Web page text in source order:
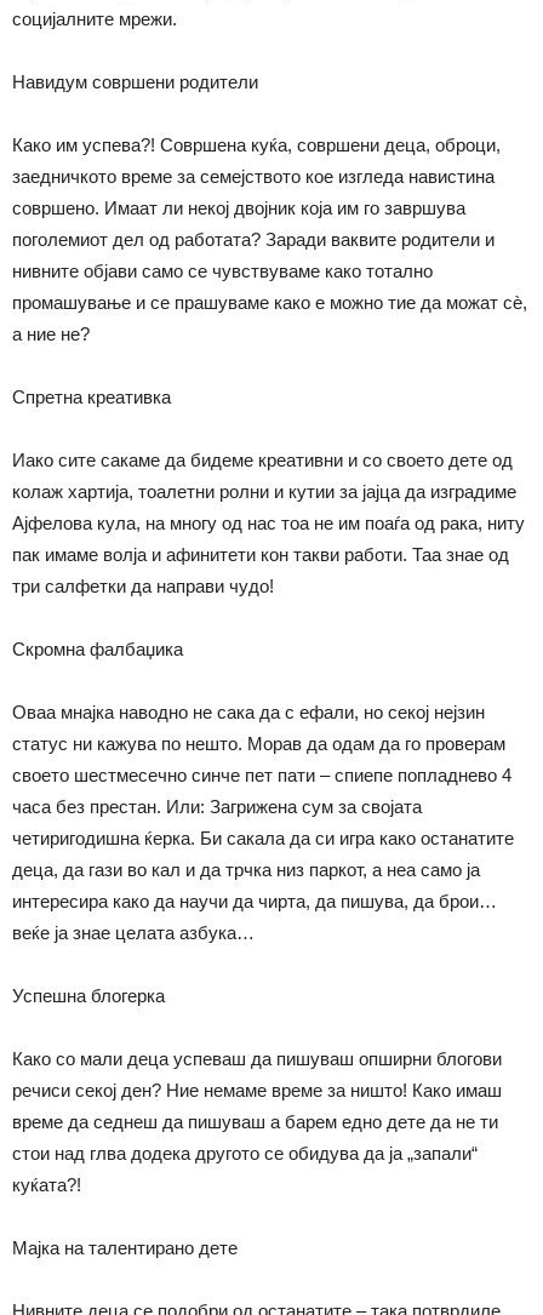
социјалните мрежи.
Навидум совршени родители
Како им успева?! Совршена куќа, совршени деца, оброци,
заедничкото време за семејството кое изгледа навистина
совршено. Имаат ли некој двојник која им го завршува
поголемиот дел од работата? Заради ваквите родители и
нивните објави само се чувствуваме како тотално
промашување и се прашуваме како е можно тие да можат сѐ,
а ние не?
Спретна креативка
Иако сите сакаме да бидеме креативни и со своето дете од
колаж хартија, тоалетни ролни и кутии за јајца да изградиме
Ајфелова кула, на многу од нас тоа не им поаѓа од рака, ниту
пак имаме волја и афинитети кон такви работи. Таа знае од
три салфетки да направи чудо!
Скромна фалбаџика
Оваа мнајка наводно не сака да с ефали, но секој нејзин
статус ни кажува по нешто. Морав да одам да го проверам
своето шестмесечно синче пет пати – спиепе попладнево 4
часа без престан. Или: Загрижена сум за својата
четиригодишна ќерка. Би сакала да си игра како останатите
деца, да гази во кал и да трчка низ паркот, а неа само ја
интересира како да научи да чирта, да пишува, да брои…
веќе ја знае целата азбука…
Успешна блогерка
Како со мали деца успеваш да пишуваш опширни блогови
речиси секој ден? Ние немаме време за ништо! Како имаш
време да седнеш да пишуваш а барем едно дете да не ти
стои над глва додека другото се обидува да ја „запали“
куќата?!
Мајка на талентирано дете